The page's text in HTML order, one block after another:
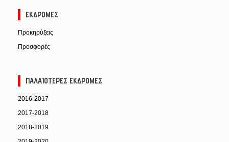
ΕΚΔΡΟΜΈΣ
Προκηρύξεις
Προσφορές
ΠΑΛΑΙΌΤΕΡΕΣ ΕΚΔΡΟΜΈΣ
2016-2017
2017-2018
2018-2019